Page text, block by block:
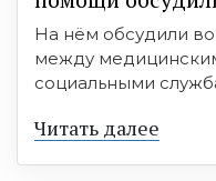
На нём обсудили
между
социальными
Читать далее